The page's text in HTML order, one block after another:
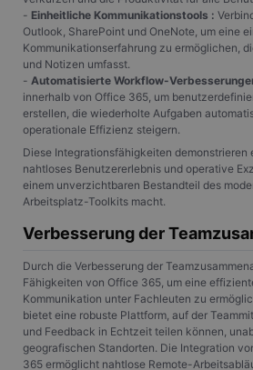
- Einheitliche Kommunikationstools :
Outlook, SharePoint und OneNote, um eine
Kommunikationserfahrung zu ermöglichen,
und Notizen umfasst.
- Automatisierte Workflow-
innerhalb von Office 365, um
erstellen, die wiederholte Aufgaben
operationale Effizienz steigern.
Diese Integrationsfähigkeiten demonstrieren
nahtloses Benutzererlebnis und operative
einem unverzichtbaren Bestandteil des
Arbeitsplatz-Toolkits macht.
Verbesserung der
Durch die Verbesserung der
Fähigkeiten von Office 365, um eine
Kommunikation unter Fachleuten zu
bietet eine robuste Plattform, auf der
und Feedback in Echtzeit teilen können,
geografischen Standorten. Die Integration
365 ermöglicht nahtlose Remote-